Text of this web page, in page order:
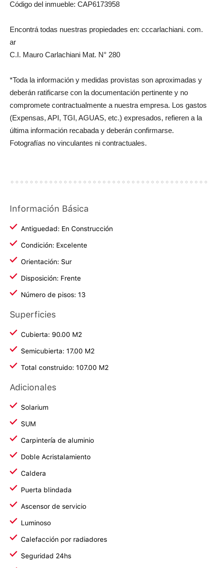
Código del inmueble: CAP6173958
Encontrá todas nuestras propiedades en: cccarlachiani. com.
ar
C.I. Mauro Carlachiani Mat. N° 280
*Toda la información y medidas provistas son aproximadas y
deberán ratificarse con la documentación pertinente y no
compromete contractualmente a nuestra empresa. Los gastos
(Expensas, API, TGI, AGUAS, etc.) expresados, refieren a la
última información recabada y deberán confirmarse.
Fotografías no vinculantes ni contractuales.
Información Básica
Antiguedad: En Construcción
Condición: Excelente
Orientación: Sur
Disposición: Frente
Número de pisos: 13
Superficies
Cubierta: 90.00 M2
Semicubierta: 17.00 M2
Total construido: 107.00 M2
Adicionales
Solarium
SUM
Carpintería de aluminio
Doble Acristalamiento
Caldera
Puerta blindada
Ascensor de servicio
Luminoso
Calefacción por radiadores
Seguridad 24hs